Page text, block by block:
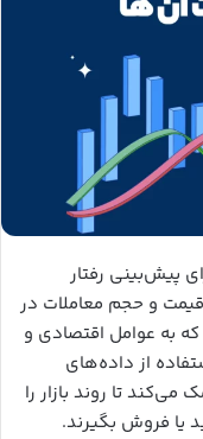
پیش‌بینی رفتار
قیمت و حجم معاملات در
به عوامل اقتصادی و
از داده‌های
تا روند بازار را
یا فروش بگیرند.